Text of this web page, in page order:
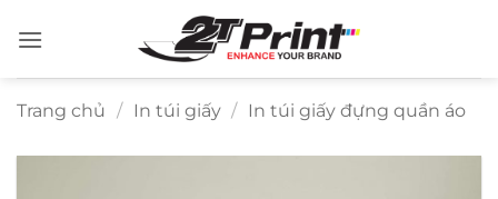
qua
Trang chủ / In túi giấy / In túi giấy đựng quần áo